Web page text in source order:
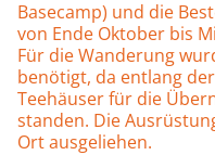
Basecamp) und die
von Ende Oktober bis
Für die Wanderung
benötigt, da entlang
Teehäuser für die
standen. Die
Ort ausgeliehen.